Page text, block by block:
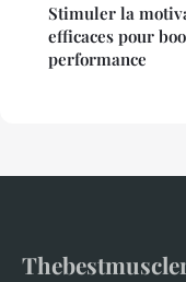
Stimuler la
efficaces pour
performance